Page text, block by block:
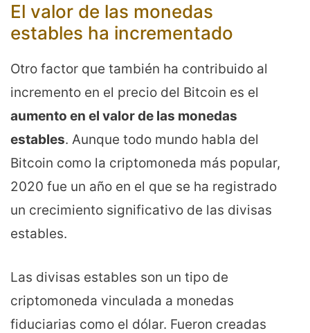
El valor de las monedas
estables ha incrementado
Otro factor que también ha contribuido al
incremento en el precio del Bitcoin es el
aumento en el valor de las monedas
estables. Aunque todo mundo habla del
Bitcoin como la criptomoneda más popular,
2020 fue un año en el que se ha registrado
un crecimiento significativo de las divisas
estables.
Las divisas estables son un tipo de
criptomoneda vinculada a monedas
fiduciarias como el dólar. Fueron creadas